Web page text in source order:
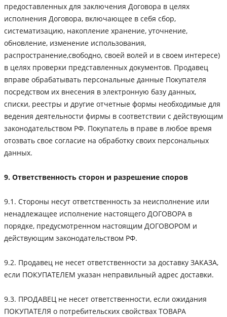
предоставленных для заключения Договора в целях
исполнения Договора, включающее в себя сбор,
систематизацию, накопление хранение, уточнение,
обновление, изменение использования,
распространение,свободно, своей волей и в своем интересе)
в целях проверки представленных документов. Продавец
вправе обрабатывать персональные данные Покупателя
посредством их внесения в электронную базу данных,
списки, реестры и другие отчетные формы необходимые для
ведения деятельности фирмы в соответствии с действующим
законодательством РФ. Покупатель в праве в любое время
отозвать свое согласие на обработку своих персональных
данных.
9. Ответственность сторон и разрешение споров
9.1. Стороны несут ответственность за неисполнение или
ненадлежащее исполнение настоящего ДОГОВОРА в
порядке, предусмотренном настоящим ДОГОВОРОМ и
действующим законодательством РФ.
9.2. Продавец не несет ответственности за доставку ЗАКАЗА,
если ПОКУПАТЕЛЕМ указан неправильный адрес доставки.
9.3. ПРОДАВЕЦ не несет ответственности, если ожидания
ПОКУПАТЕЛЯ о потребительских свойствах ТОВАРА